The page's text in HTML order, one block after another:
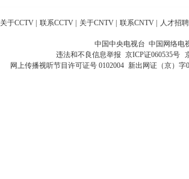
关于CCTV 联系CCTV 关于CNTV 联系CNTV 人才招聘
中国中央电视台 中国网络电
违法和不良信息举报 京ICP证060535号
网上传播视听节目许可证号 0102004 新出网证（京）